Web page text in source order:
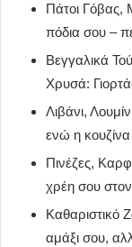
Πάτοι Γόβας,
πόδια σου –
Βεγγαλικά
Χρυσά:
Λιβάνι,
ενώ η κουζίνα
Πινέζες,
χρέη σου
Καθαριστικό
αμάξι σου,